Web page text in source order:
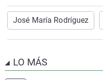
José María Rodríguez
LO MÁS